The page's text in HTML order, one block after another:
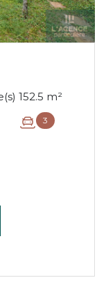
Propriete 6 pièce(s) 5 chambre(s) 152.5 m²
3